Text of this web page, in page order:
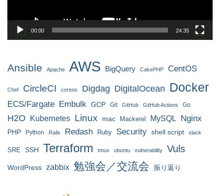
00:00 24:35
Ansible Apache AWS BigQuery CakePHP CentOS
Chef CircleCI coreos Digdag DigitalOcean Docker
ECS/Fargate Embulk GCP Git GitHub GitHub Actions Go
H2O Kubernetes Linux mac Mackerel MySQL Nginx
PHP Python Rails Redash Ruby Security shell script slack
SRE SSH Terraform tmux ubuntu vulnerability Vuls
WordPress zabbix 勉強会／交流会 振り返り